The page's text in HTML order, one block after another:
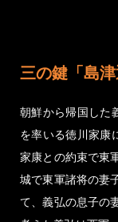
三の鍵「島津
朝鮮から帰国した
を率いる徳川家康
家康との約束で東
城で東軍諸将の妻
て、義弘の息子の